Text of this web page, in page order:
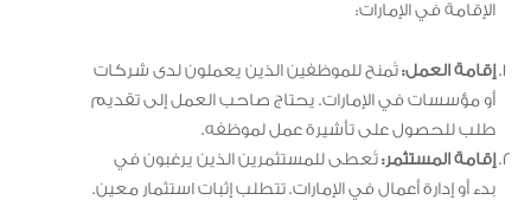
الإقامة في الإمارات:
إقامة العمل:تُمنح للموظفين الذين يعملون لدى شركات
أو مؤسسات في الإمارات. يحتاج صاحب العمل إلى تقديم
طلب للحصول على تأشيرة عمل لموظفه.
إقامة المستثمر:تُعطى للمستثمرين الذين يرغبون في
بدء أو إدارة أعمال في الإمارات. تتطلب إثبات استثمار معين.